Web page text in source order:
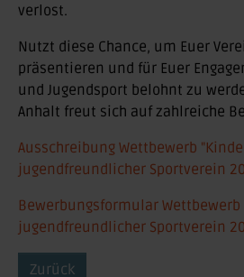
verlost.
Nutzt diese Chance, um Euer
präsentieren und für Euer
und Jugendsport belohnt zu
Anhalt freut sich auf zahlreiche
Ausschreibung Wettbewerb
jugendfreundlicher Sportverein
Bewerbungsformular Wettbewerb
jugendfreundlicher Sportverein
Zurück